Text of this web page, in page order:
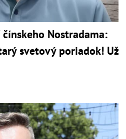
Nostradama:
svetový poriadok! Už